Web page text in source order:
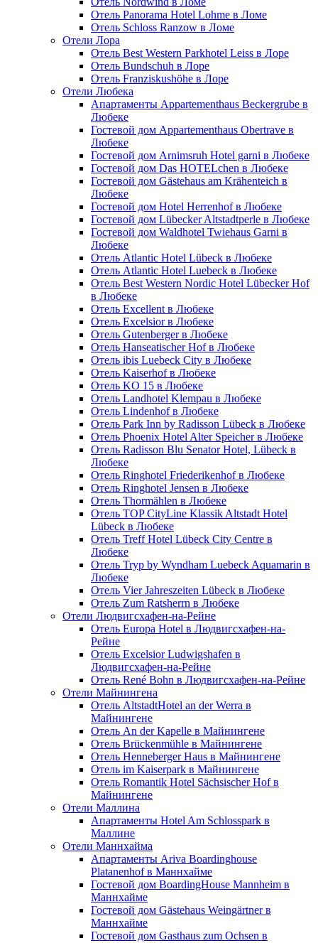
Отель Panorama Hotel Lohme в Ломе
Отель Schloss Ranzow в Ломе
Отели Лора
Отель Best Western Parkhotel Leiss в Лоре
Отель Bundschuh в Лоре
Отель Franziskushöhe в Лоре
Отели Любека
Апартаменты Appartementhaus Beckergrube в
Любеке
Гостевой дом Appartementhaus Obertrave в
Любеке
Гостевой дом Arnimsruh Hotel garni в Любеке
Гостевой дом Das HOTELchen в Любеке
Гостевой дом Gästehaus am Krähenteich в
Любеке
Гостевой дом Hotel Herrenhof в Любеке
Гостевой дом Lübecker Altstadtperle в Любеке
Гостевой дом Waldhotel Twiehaus Garni в
Любеке
Отель Atlantic Hotel Lübeck в Любеке
Отель Atlantic Hotel Luebeck в Любеке
Отель Best Western Nordic Hotel Lübecker Hof
в Любеке
Отель Excellent в Любеке
Отель Excelsior в Любеке
Отель Gutenberger в Любеке
Отель Hanseatischer Hof в Любеке
Отель ibis Luebeck City в Любеке
Отель Kaiserhof в Любеке
Отель KO 15 в Любеке
Отель Landhotel Klempau в Любеке
Отель Lindenhof в Любеке
Отель Park Inn by Radisson Lübeck в Любеке
Отель Phoenix Hotel Alter Speicher в Любеке
Отель Radisson Blu Senator Hotel, Lübeck в
Любеке
Отель Ringhotel Friederikenhof в Любеке
Отель Ringhotel Jensen в Любеке
Отель Thormählen в Любеке
Отель TOP CityLine Klassik Altstadt Hotel
Lübeck в Любеке
Отель Treff Hotel Lübeck City Centre в
Любеке
Отель Tryp by Wyndham Luebeck Aquamarin в
Любеке
Отель Vier Jahreszeiten Lübeck в Любеке
Отель Zum Ratsherrn в Любеке
Отели Людвигсхафен-на-Рейне
Отель Europa Hotel в Людвигсхафен-на-
Рейне
Отель Excelsior Ludwigshafen в
Людвигсхафен-на-Рейне
Отель René Bohn в Людвигсхафен-на-Рейне
Отели Майнингена
Отель AltstadtHotel an der Werra в
Майнингене
Отель An der Kapelle в Майнингене
Отель Brückenmühle в Майнингене
Отель Henneberger Haus в Майнингене
Отель im Kaiserpark в Майнингене
Отель Romantik Hotel Sächsischer Hof в
Майнингене
Отели Маллина
Апартаменты Hotel Am Schlosspark в
Маллине
Отели Маннхайма
Апартаменты Ariva Boardinghouse
Platanenhof в Маннхайме
Гостевой дом BoardingHouse Mannheim в
Маннхайме
Гостевой дом Gästehaus Weingärtner в
Маннхайме
Гостевой дом Gasthaus zum Ochsen в